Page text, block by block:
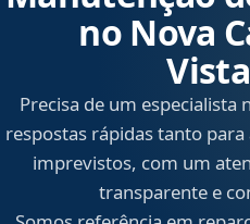
no Nova
Precisa de um especialista
respostas rápidas tanto
imprevistos, com um
transparente e